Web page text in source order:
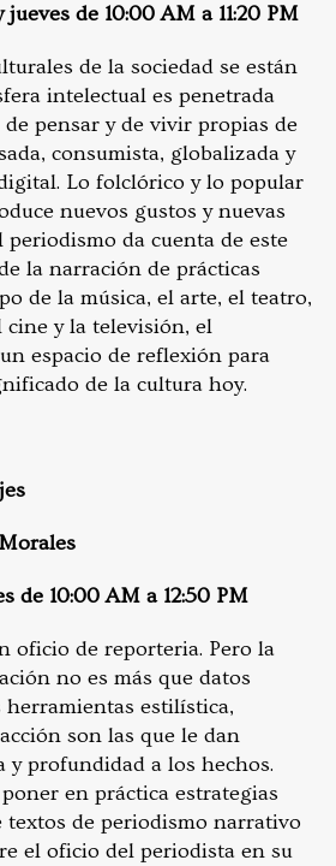
de 10:00 AM a 11:20 PM
de la sociedad se están
intelectual es penetrada
pensar y de vivir propias de
consumista, globalizada y
Lo folclórico y lo popular
nuevos gustos y nuevas
periodismo da cuenta de este
la narración de prácticas
de la música, el arte, el teatro,
cine y la televisión, el
espacio de reflexión para
de la cultura hoy.
de 10:00 AM a 12:50 PM
oficio de reporteria. Pero la
no es más que datos
herramientas estilística,
son las que le dan
y profundidad a los hechos.
en práctica estrategias
textos de periodismo narrativo
el oficio del periodista en su